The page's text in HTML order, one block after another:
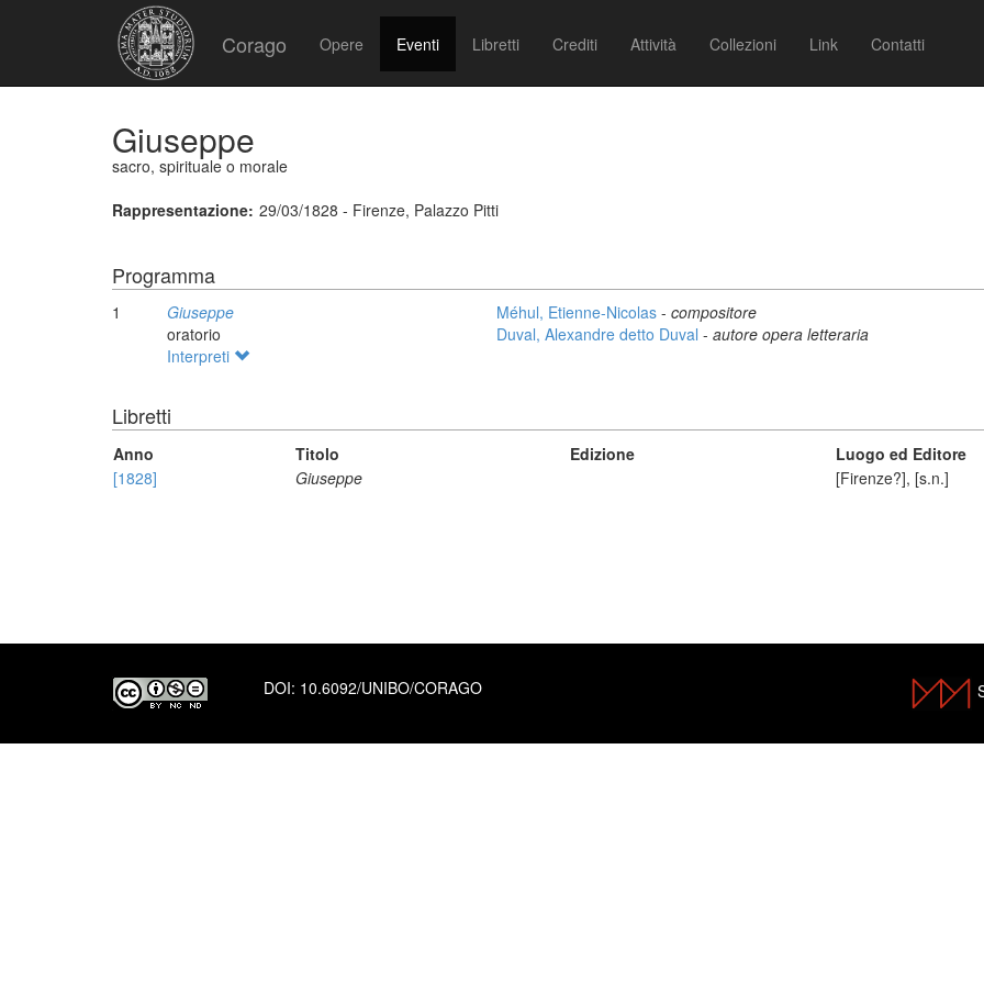
Corago Opere Eventi Libretti Crediti Attività Collezioni Link Contatti
Giuseppe
sacro, spirituale o morale
Rappresentazione: 29/03/1828 - Firenze, Palazzo Pitti
Programma
1
Giuseppe
oratorio
Méhul, Etienne-Nicolas - compositore
Duval, Alexandre detto Duval - autore opera letteraria
Interpreti
Libretti
Anno Titolo Edizione
Luogo ed Editore
[1828]
Giuseppe [Firenze?], [s.n.]
DOI: 10.6092/UNIBO/CORAGO